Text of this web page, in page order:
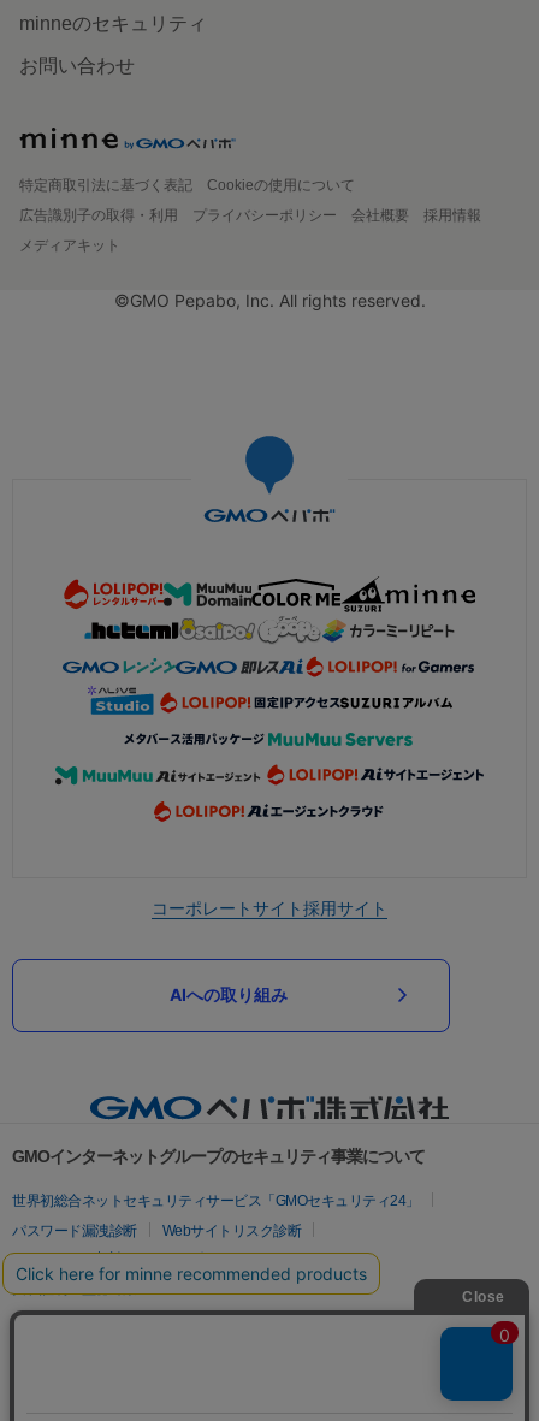
minneのセキュリティ
お問い合わせ
特定商取引法に基づく表記
Cookieの使用について
広告識別子の取得・利用
プライバシーポリシー 会社概要
採用情報
メディアキット
©GMO Pepabo, Inc. All rights reserved.
コーポレートサイト採用サイト
AIへの取り組み
GMOインターネットグループのセキュリティ事業について
世界初総合ネットセキュリティサービス「GMOセキュリティ24」
パスワード漏洩診断
Webサイトリスク診断
セキュリティ相談AIチャットボット
実在証明・盗聴対策
サイバー攻撃対策（GMOサイバーセキュリティ byイエラエ）